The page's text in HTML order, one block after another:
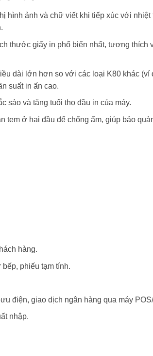
hình ảnh và chữ viết khi tiếp xúc với
thước giấy in phổ biến nhất, tương thích
dài lớn hơn so với các loại K80 khác
suất in ấn cao.
sảo và tăng tuổi thọ đầu in của máy.
ở hai đầu để chống ẩm, giúp bảo
hàng.
bếp, phiếu tạm tính.
điện, giao dịch ngân hàng qua máy
nhập.